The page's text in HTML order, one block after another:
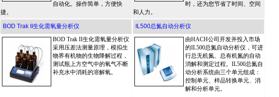
自动化。操作简单，方便快
捷。
时，还为您节省了时间、空间
和人力。
BOD Trak II生化需氧量分析仪
BOD Trak II生化需氧量分析仪
采用压差法测量原理，模拟生
物界有机物的生物降解过程，
测试瓶上方空气中的氧气不断
补充水中消耗的溶解氧。
IL500总氮自动分析仪
由HACH公司开发并投入市场
的IL500总氮自动分析仪，可进
行总无机氮、总有机氮的自动
消解和测定过程。IL500总氮自
动分析系统由三个单元组成：
控制单元、样品转换单元、消
解和分析单元。